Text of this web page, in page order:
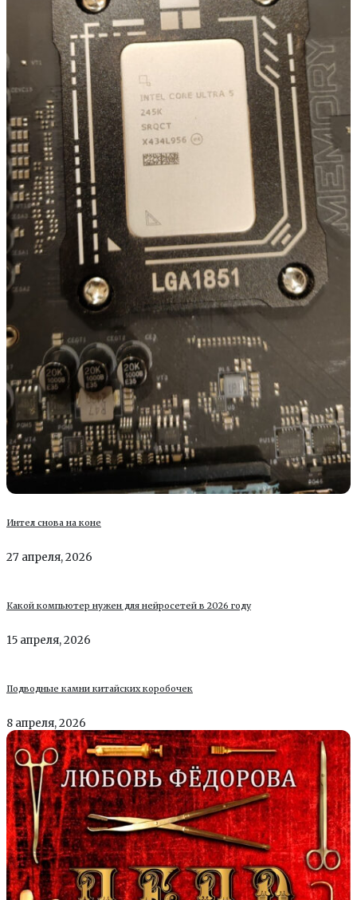
Интел снова на коне
27 апреля, 2026
Какой компьютер нужен для нейросетей в 2026 году
15 апреля, 2026
Подводные камни китайских коробочек
8 апреля, 2026